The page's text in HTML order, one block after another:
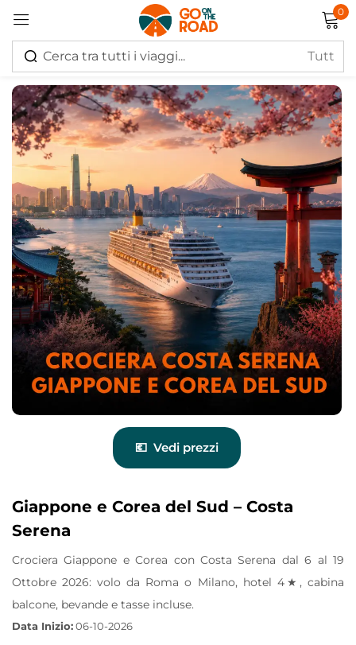
0
Vedi prezzi
Giappone e Corea del Sud – Costa
Serena
Crociera Giappone e Corea con Costa Serena dal 6 al 19
Ottobre 2026: volo da Roma o Milano, hotel 4★, cabina
balcone, bevande e tasse incluse.
Data Inizio: 06-10-2026
Accedi
Ricordati di me Hai perso la password?
Log in
Creare un account